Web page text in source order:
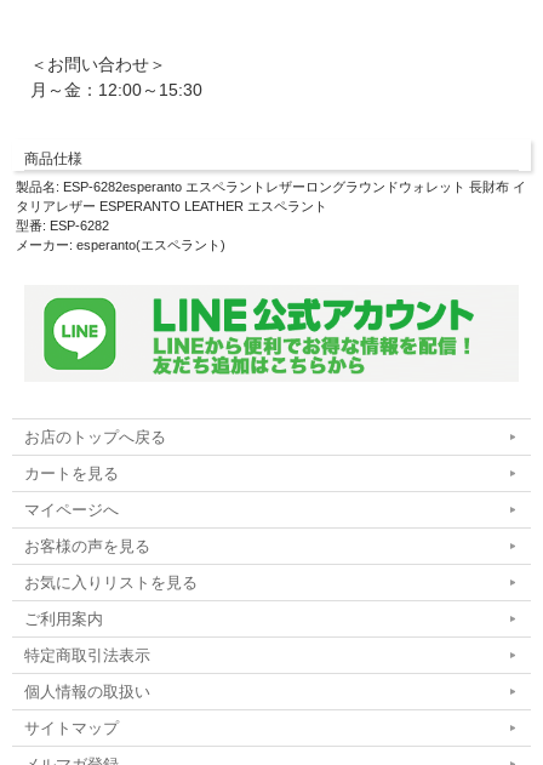
＜お問い合わせ＞
月～金：12:00～15:30
商品仕様
製品名: ESP-6282esperanto エスペラントレザーロングラウンドウォレット 長財布 イ
タリアレザー ESPERANTO LEATHER エスペラント
型番: ESP-6282
メーカー: esperanto(エスペラント)
お店のトップへ戻る
カートを見る
マイページへ
お客様の声を見る
お気に入りリストを見る
ご利用案内
特定商取引法表示
個人情報の取扱い
サイトマップ